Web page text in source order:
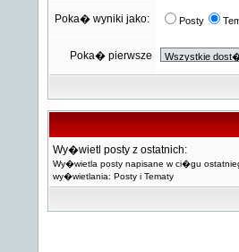
Poka� wyniki jako: Posty
Poka� pierwsze
Wy�wietl posty z ostatnich:
Wy�wietla posty napisane w ci�gu
wy�wietlania: Posty i Tematy